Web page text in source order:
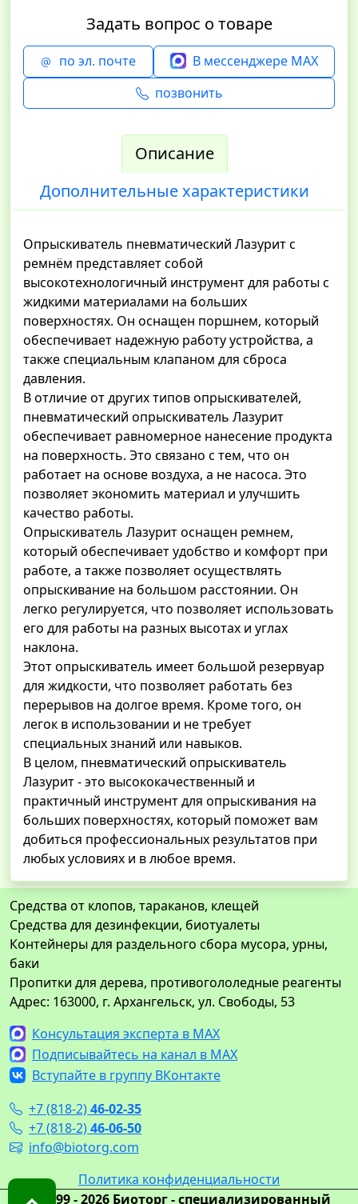
Задать вопрос о товаре
по эл. почте
В мессенджере MAX
позвонить
Описание
Дополнительные характеристики
Опрыскиватель пневматический Лазурит с
ремнём представляет собой
высокотехнологичный инструмент для работы с
жидкими материалами на больших
поверхностях. Он оснащен поршнем, который
обеспечивает надежную работу устройства, а
также специальным клапаном для сброса
давления.
В отличие от других типов опрыскивателей,
пневматический опрыскиватель Лазурит
обеспечивает равномерное нанесение продукта
на поверхность. Это связано с тем, что он
работает на основе воздуха, а не насоса. Это
позволяет экономить материал и улучшить
качество работы.
Опрыскиватель Лазурит оснащен ремнем,
который обеспечивает удобство и комфорт при
работе, а также позволяет осуществлять
опрыскивание на большом расстоянии. Он
легко регулируется, что позволяет использовать
его для работы на разных высотах и углах
наклона.
Этот опрыскиватель имеет большой резервуар
для жидкости, что позволяет работать без
перерывов на долгое время. Кроме того, он
легок в использовании и не требует
специальных знаний или навыков.
В целом, пневматический опрыскиватель
Лазурит - это высококачественный и
практичный инструмент для опрыскивания на
больших поверхностях, который поможет вам
добиться профессиональных результатов при
любых условиях и в любое время.
Средства от клопов, тараканов, клещей
Средства для дезинфекции, биотуалеты
Контейнеры для раздельного сбора мусора, урны,
баки
Пропитки для дерева, противогололедные реагенты
Адрес: 163000, г. Архангельск, ул. Свободы, 53
Консультация эксперта в MAX
Подписывайтесь на канал в MAX
Вступайте в группу ВКонтакте
+7 (818-2)46-02-35
+7 (818-2)46-06-50
info@biotorg.com
Политика конфиденциальности
© 1999 - 2026 Биоторг - специализированный